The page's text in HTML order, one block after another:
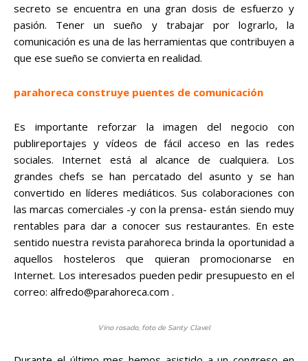
secreto se encuentra en una gran dosis de esfuerzo y
pasión. Tener un sueño y trabajar por lograrlo, la
comunicación es una de las herramientas que contribuyen a
que ese sueño se convierta en realidad.
parahoreca construye puentes de comunicación
Es importante reforzar la imagen del negocio con
publireportajes y vídeos de fácil acceso en las redes
sociales. Internet está al alcance de cualquiera. Los
grandes chefs se han percatado del asunto y se han
convertido en líderes mediáticos. Sus colaboraciones con
las marcas comerciales -y con la prensa- están siendo muy
rentables para dar a conocer sus restaurantes. En este
sentido nuestra revista parahoreca brinda la oportunidad a
aquellos hosteleros que quieran promocionarse en
Internet. Los interesados pueden pedir presupuesto en el
correo: alfredo@parahoreca.com .
Vino rosado, foto de Santy Clavel